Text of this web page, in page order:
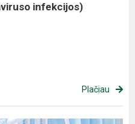
infekcijos)
Plačiau